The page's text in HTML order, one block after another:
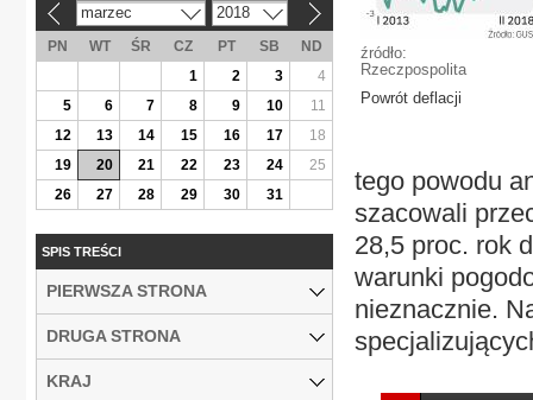
źródło:
Rzeczpospolita
Powrót deflacji
tego powodu
szacowali
28,5 proc. rok
warunki
nieznacznie.
marzec 2018
PN WT ŚR CZ PT SB
ND
1
2 3
4
5
6 7 8 9 10
11
12
13 14 15 16 17
18
19
20 21 22 23 24
25
26
27 28 29 30 31
SPIS TREŚCI
PIERWSZA STRONA
DRUGA STRONA
KRAJ